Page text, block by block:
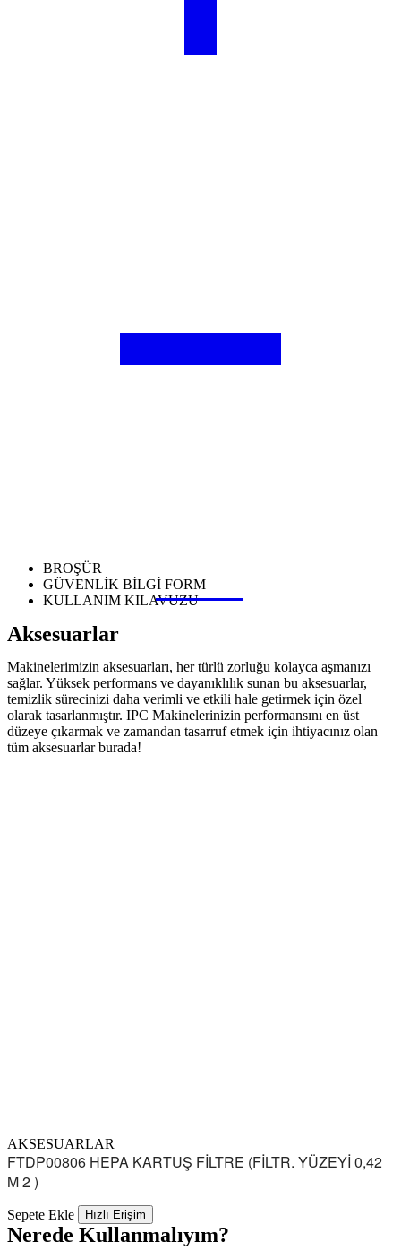
BROŞÜR
GÜVENLİK BİLGİ FORM
KULLANIM KILAVUZU
Aksesuarlar
Makinelerimizin aksesuarları, her türlü zorluğu kolayca aşmanızı
sağlar. Yüksek performans ve dayanıklılık sunan bu aksesuarlar,
temizlik sürecinizi daha verimli ve etkili hale getirmek için özel
olarak tasarlanmıştır. IPC Makinelerinizin performansını en üst
düzeye çıkarmak ve zamandan tasarruf etmek için ihtiyacınız olan
tüm aksesuarlar burada!
AKSESUARLAR
FTDP00806 HEPA KARTUŞ FİLTRE (FİLTR. YÜZEYİ 0,42
M 2 )
Sepete Ekle Hızlı Erişim
Nerede Kullanmalıyım?